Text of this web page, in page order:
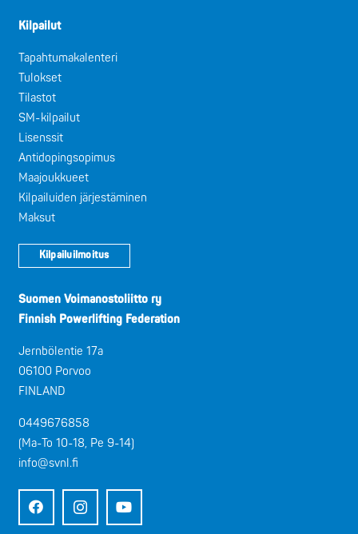
Kilpailut
Tapahtumakalenteri
Tulokset
Tilastot
SM-kilpailut
Lisenssit
Antidopingsopimus
Maajoukkueet
Kilpailuiden järjestäminen
Maksut
Kilpailuilmoitus
Suomen Voimanostoliitto ry
Finnish Powerlifting Federation
Jernbölentie 17a
06100 Porvoo
FINLAND
0449676858
(Ma-To 10-18, Pe 9-14)
info@svnl.fi